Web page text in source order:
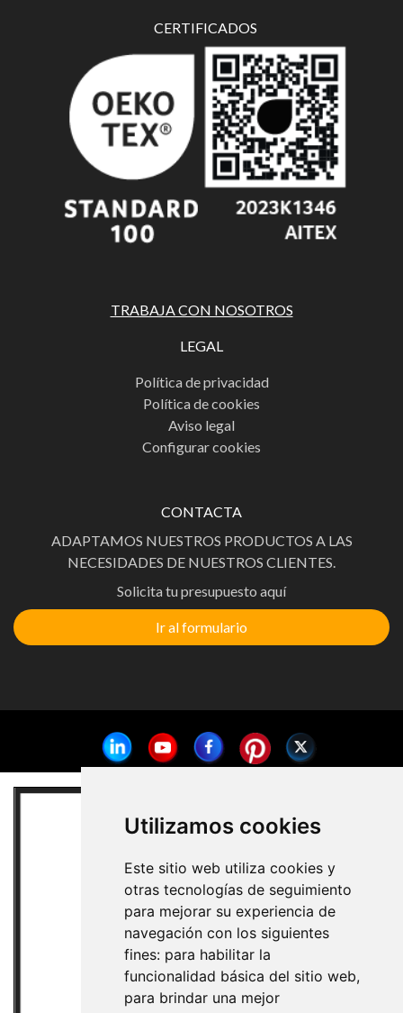
Utilizamos cookies
Este sitio web utiliza cookies y
otras tecnologías de seguimiento
para mejorar su experiencia de
navegación con los siguientes
fines: para habilitar la
funcionalidad básica del sitio web,
para brindar una mejor
CERTIFICADOS
TRABAJA CON NOSOTROS
LEGAL
Política de privacidad
Política de cookies
Aviso legal
Configurar cookies
CONTACTA
ADAPTAMOS NUESTROS PRODUCTOS A LAS
NECESIDADES DE NUESTROS CLIENTES.
Solicita tu presupuesto aquí
Ir al formulario